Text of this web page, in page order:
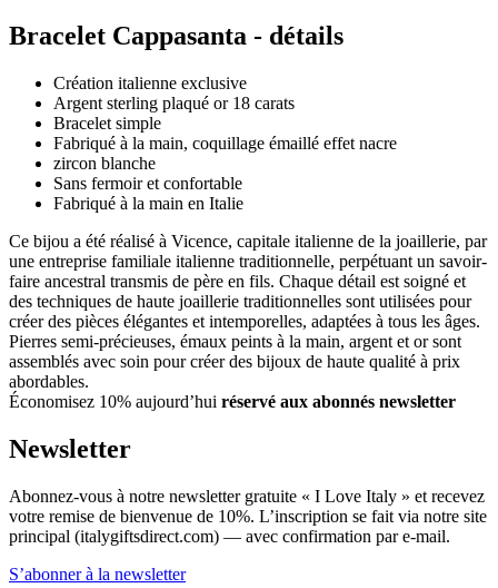
Bracelet Cappasanta - détails
Création italienne exclusive
Argent sterling plaqué or 18 carats
Bracelet simple
Fabriqué à la main, coquillage émaillé effet nacre
zircon blanche
Sans fermoir et confortable
Fabriqué à la main en Italie
Ce bijou a été réalisé à Vicence, capitale italienne de la joaillerie, par
une entreprise familiale italienne traditionnelle, perpétuant un savoir-
faire ancestral transmis de père en fils. Chaque détail est soigné et
des techniques de haute joaillerie traditionnelles sont utilisées pour
créer des pièces élégantes et intemporelles, adaptées à tous les âges.
Pierres semi-précieuses, émaux peints à la main, argent et or sont
assemblés avec soin pour créer des bijoux de haute qualité à prix
abordables.
Économisez 10% aujourd’hui réservé aux abonnés newsletter
Newsletter
Abonnez-vous à notre newsletter gratuite « I Love Italy » et recevez
votre remise de bienvenue de 10%. L’inscription se fait via notre site
principal (italygiftsdirect.com) — avec confirmation par e-mail.
S’abonner à la newsletter